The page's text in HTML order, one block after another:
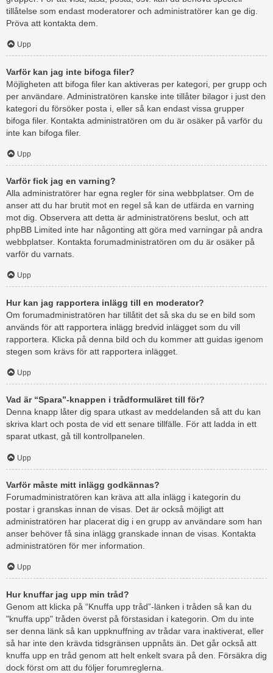
tillåtelse som endast moderatorer och administratörer kan ge dig.
Pröva att kontakta dem.
Upp
Varför kan jag inte bifoga filer?
Möjligheten att bifoga filer kan aktiveras per kategori, per grupp och
per användare. Administratören kanske inte tillåter bilagor i just den
kategori du försöker posta i, eller så kan endast vissa grupper
bifoga filer. Kontakta administratören om du är osäker på varför du
inte kan bifoga filer.
Upp
Varför fick jag en varning?
Alla administratörer har egna regler för sina webbplatser. Om de
anser att du har brutit mot en regel så kan de utfärda en varning
mot dig. Observera att detta är administratörens beslut, och att
phpBB Limited inte har någonting att göra med varningar på andra
webbplatser. Kontakta forumadministratören om du är osäker på
varför du varnats.
Upp
Hur kan jag rapportera inlägg till en moderator?
Om forumadministratören har tillåtit det så ska du se en bild som
används för att rapportera inlägg bredvid inlägget som du vill
rapportera. Klicka på denna bild och du kommer att guidas igenom
stegen som krävs för att rapportera inlägget.
Upp
Vad är “Spara”-knappen i trådformuläret till för?
Denna knapp låter dig spara utkast av meddelanden så att du kan
skriva klart och posta de vid ett senare tillfälle. För att ladda in ett
sparat utkast, gå till kontrollpanelen.
Upp
Varför måste mitt inlägg godkännas?
Forumadministratören kan kräva att alla inlägg i kategorin du
postar i granskas innan de visas. Det är också möjligt att
administratören har placerat dig i en grupp av användare som han
anser behöver få sina inlägg granskade innan de visas. Kontakta
administratören för mer information.
Upp
Hur knuffar jag upp min tråd?
Genom att klicka på “Knuffa upp tråd”-länken i tråden så kan du
"knuffa upp" tråden överst på förstasidan i kategorin. Om du inte
ser denna länk så kan uppknuffning av trådar vara inaktiverat, eller
så har inte den krävda tidsgränsen uppnåts än. Det går också att
knuffa upp en tråd genom att helt enkelt svara på den. Försäkra dig
dock först om att du följer forumreglerna.